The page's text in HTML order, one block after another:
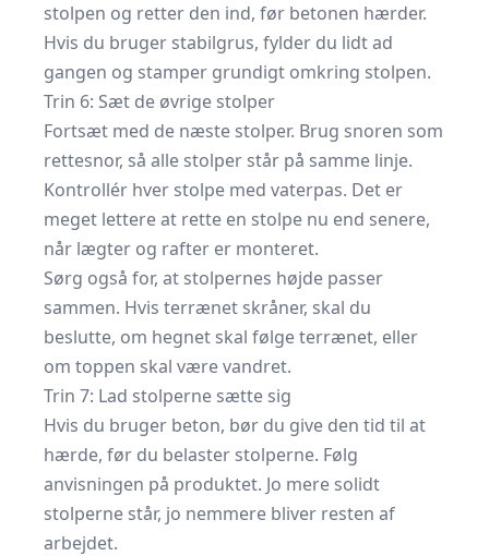
stolpen og retter den ind, før betonen hærder.
Hvis du bruger stabilgrus, fylder du lidt ad
gangen og stamper grundigt omkring stolpen.
Trin 6: Sæt de øvrige stolper
Fortsæt med de næste stolper. Brug snoren som
rettesnor, så alle stolper står på samme linje.
Kontrollér hver stolpe med vaterpas. Det er
meget lettere at rette en stolpe nu end senere,
når lægter og rafter er monteret.
Sørg også for, at stolpernes højde passer
sammen. Hvis terrænet skråner, skal du
beslutte, om hegnet skal følge terrænet, eller
om toppen skal være vandret.
Trin 7: Lad stolperne sætte sig
Hvis du bruger beton, bør du give den tid til at
hærde, før du belaster stolperne. Følg
anvisningen på produktet. Jo mere solidt
stolperne står, jo nemmere bliver resten af
arbejdet.